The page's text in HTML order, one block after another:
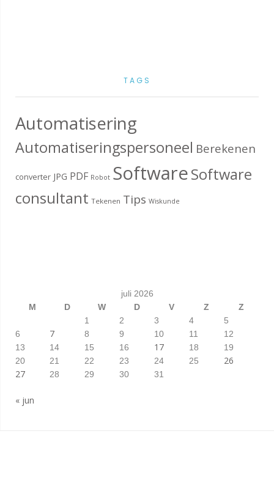
TAGS
Automatisering
Automatiseringspersoneel Berekenen
converter JPG PDF Robot SoftwareSoftware
consultant Tekenen Tips Wiskunde
juli 2026
M
D W D V Z
Z
1
2 3 4
5
6
7 8 9 10 11
12
13
14 15 16 17 18
19
20
21 22 23 24 25
26
27
28 29 30 31
« jun